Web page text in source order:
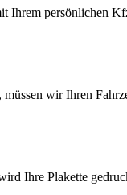
Ihrem persönlichen
wir Ihren
Ihre Plakette